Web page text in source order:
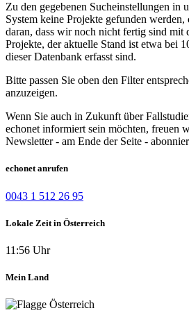
Zu den gegebenen Sucheinstellungen in
System keine Projekte gefunden
daran, dass wir noch nicht fertig sind mit
Projekte, der aktuelle Stand ist etwa bei
dieser Datenbank erfasst sind.
Bitte passen Sie oben den Filter
anzuzeigen.
Wenn Sie auch in Zukunft über
echonet informiert sein möchten, freuen
Newsletter - am Ende der Seite -
echonet anrufen
0043 1 512 26 95
Lokale Zeit in Österreich
11:56 Uhr
Mein Land